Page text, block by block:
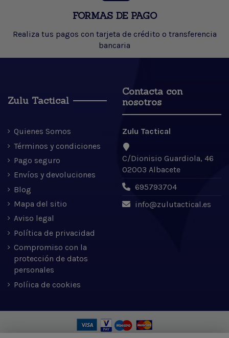
FORMAS DE PAGO
Realiza tus pagos con tarjeta de crédito o transferencia
bancaria
Zulu Tactical
Quienes Somos
Términos y condiciones
Pago seguro
Envíos y devoluciones
Blog
Mapa del sitio
Aviso legal
Política de privacidad
Compromiso con la
protección de datos
personales
Políica de cookies
Contacta con
nosotros
Zulu Tactical
C/Dionisio Guardiola, 46
02003 Albacete
695793704
info@zulutactical.es